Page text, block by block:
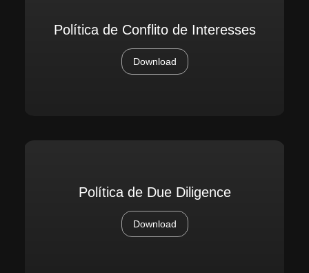
Política de Conflito de Interesses
Download
Política de Due Diligence
Download